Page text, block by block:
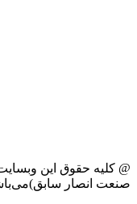
@ کلیه حقوق این
صنعت انصار